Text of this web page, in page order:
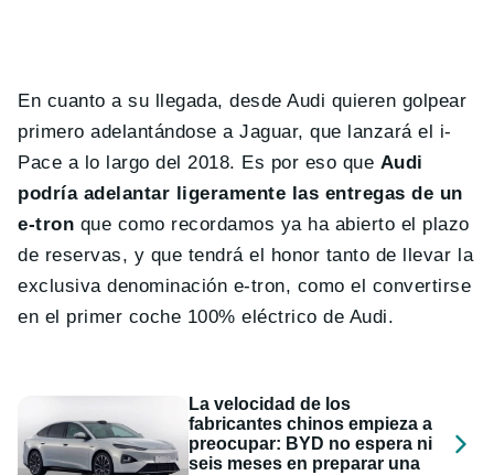
En cuanto a su llegada, desde Audi quieren golpear
primero adelantándose a Jaguar, que lanzará el i-
Pace a lo largo del 2018. Es por eso que Audi
podría adelantar ligeramente las entregas de un
e-tron que como recordamos ya ha abierto el plazo
de reservas, y que tendrá el honor tanto de llevar la
exclusiva denominación e-tron, como el convertirse
en el primer coche 100% eléctrico de Audi.
La velocidad de los
fabricantes chinos empieza a
preocupar: BYD no espera ni
seis meses en preparar una